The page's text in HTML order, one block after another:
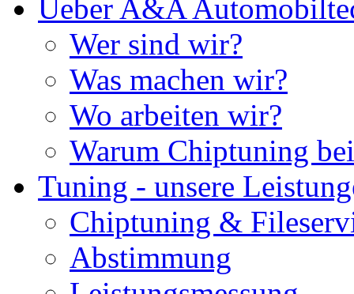
Ueber A&A
Wer sind wir?
Was machen wir?
Wo arbeiten wir?
Warum Chiptuning
Tuning - unsere
Chiptuning &
Abstimmung